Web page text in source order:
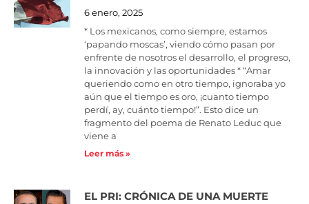
6 enero, 2025
* Los mexicanos, como siempre, estamos
‘papando moscas’, viendo cómo pasan por
enfrente de nosotros el desarrollo, el progreso,
la innovación y las oportunidades * “Amar
queriendo como en otro tiempo, ignoraba yo
aún que el tiempo es oro, ¡cuanto tiempo
perdí, ay, cuánto tiempo!”. Esto dice un
fragmento del poema de Renato Leduc que
viene a
Leer más »
EL PRI: CRÓNICA DE UNA MUERTE